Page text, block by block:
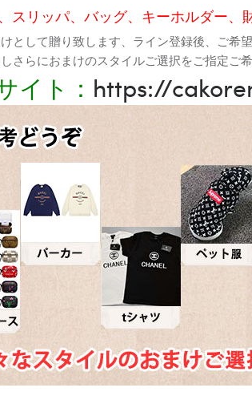
リッパ、バッグ、キーホルダー、
として贈り致します、ライン登録後、ご
さらにおまけのスタイルご選択をご指定ご
イト： https://